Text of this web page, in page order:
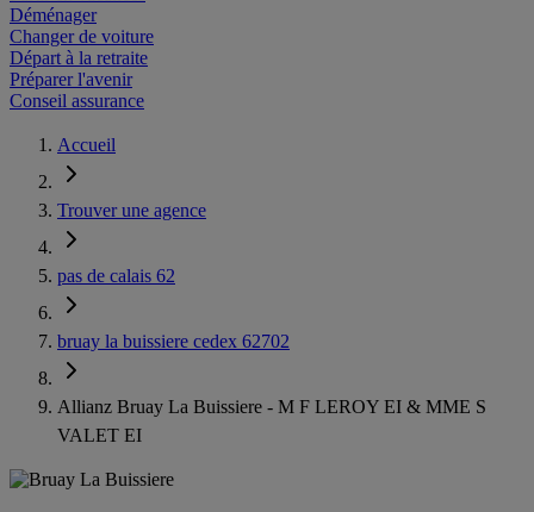
Déménager
Changer de voiture
Départ à la retraite
Préparer l'avenir
Conseil assurance
Accueil
Trouver une agence
pas de calais 62
bruay la buissiere cedex 62702
Allianz Bruay La Buissiere - M F LEROY EI & MME S
VALET EI